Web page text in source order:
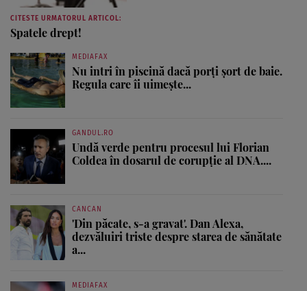
CITESTE URMATORUL ARTICOL:
Spatele drept!
MEDIAFAX
Nu intri în piscină dacă porți șort de baie.
Regula care îi uimește...
GANDUL.RO
Undă verde pentru procesul lui Florian
Coldea în dosarul de corupție al DNA....
CANCAN
'Din păcate, s-a gravat'. Dan Alexa,
dezvăluiri triste despre starea de sănătate
a...
MEDIAFAX